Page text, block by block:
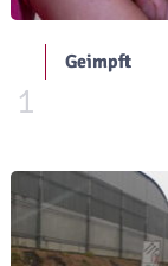
1
Geimpft